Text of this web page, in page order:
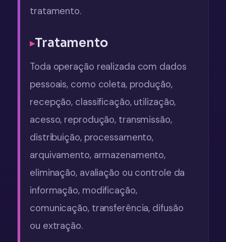
tratamento.
Tratamento
Toda operação realizada com dados
pessoais, como coleta, produção,
recepção, classificação, utilização,
acesso, reprodução, transmissão,
distribuição, processamento,
arquivamento, armazenamento,
eliminação, avaliação ou controle da
informação, modificação,
comunicação, transferência, difusão
ou extração.